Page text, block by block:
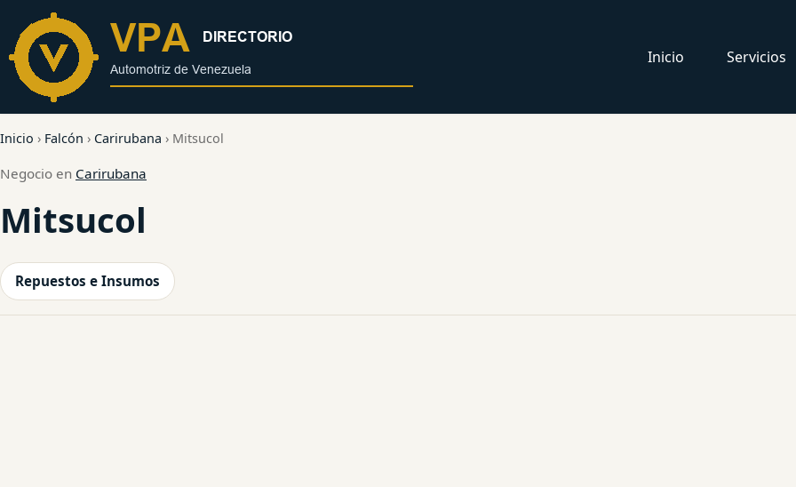
contenido
Inicio
Servicios
Inicio › Falcón › Carirubana › Mitsucol
Negocio en Carirubana
Mitsucol
Repuestos e Insumos